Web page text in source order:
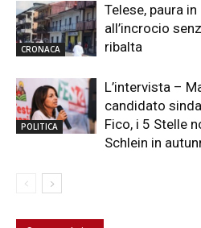
CRONACA
Telese, paura
all’incrocio
ribalta
POLITICA
L’intervista –
candidato
Fico, i 5 Stelle
Schlein in